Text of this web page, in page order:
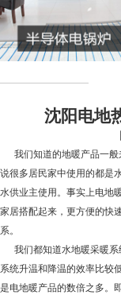
沈阳电地
我们知道的地暖产品一般
说很多居民家中使用的都是
水供业主使用。事实上电地
家居搭配起来，更方便的快
系。
我们都知道水地暖采暖系
系统升温和降温的效率比较
是电地暖产品的数倍之多。